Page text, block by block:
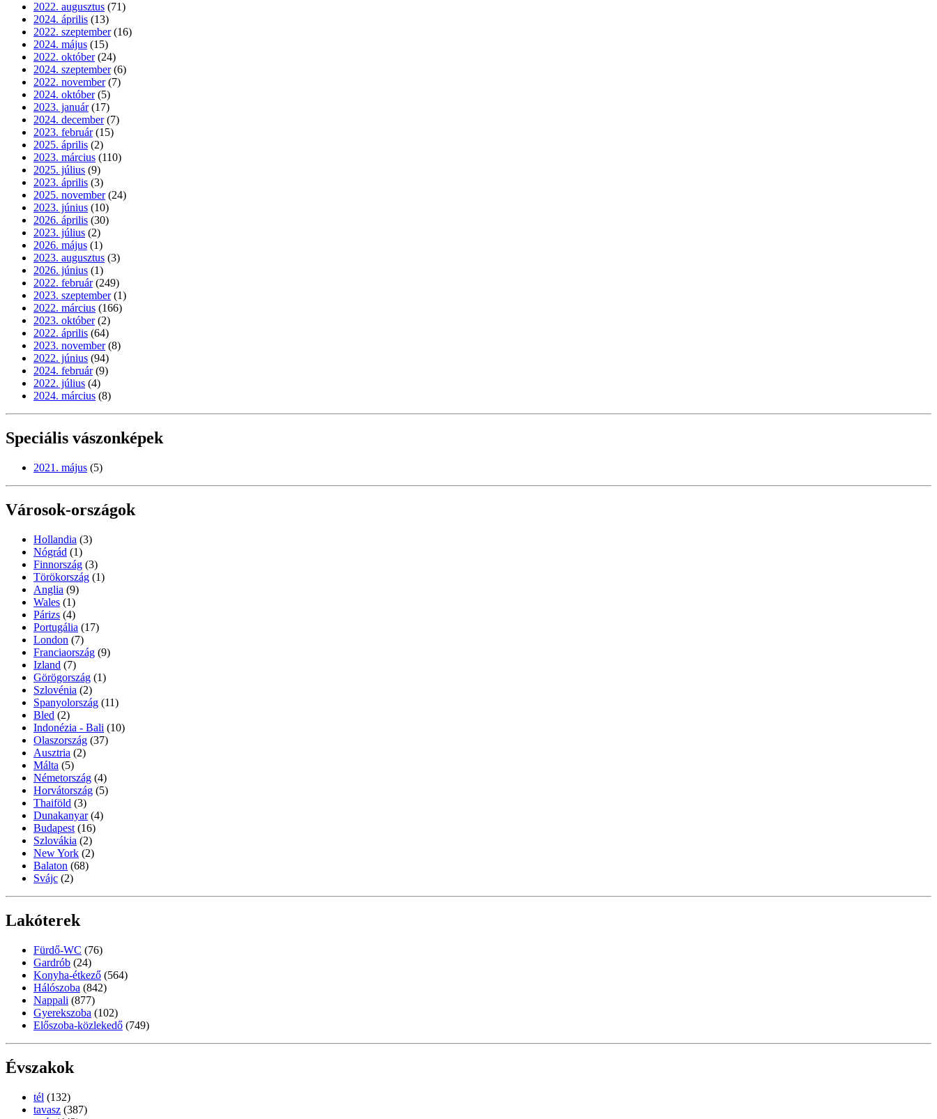
2022. augusztus (71)
2024. április (13)
2022. szeptember (16)
2024. május (15)
2022. október (24)
2024. szeptember (6)
2022. november (7)
2024. október (5)
2023. január (17)
2024. december (7)
2023. február (15)
2025. április (2)
2023. március (110)
2025. július (9)
2023. április (3)
2025. november (24)
2023. június (10)
2026. április (30)
2023. július (2)
2026. május (1)
2023. augusztus (3)
2026. június (1)
2022. február (249)
2023. szeptember (1)
2022. március (166)
2023. október (2)
2022. április (64)
2023. november (8)
2022. június (94)
2024. február (9)
2022. július (4)
2024. március (8)
Speciális vászonképek
2021. május (5)
Városok-országok
Hollandia (3)
Nógrád (1)
Finnország (3)
Törökország (1)
Anglia (9)
Wales (1)
Párizs (4)
Portugália (17)
London (7)
Franciaország (9)
Izland (7)
Görögország (1)
Szlovénia (2)
Spanyolország (11)
Bled (2)
Indonézia - Bali (10)
Olaszország (37)
Ausztria (2)
Málta (5)
Németország (4)
Horvátország (5)
Thaiföld (3)
Dunakanyar (4)
Budapest (16)
Szlovákia (2)
New York (2)
Balaton (68)
Svájc (2)
Lakóterek
Fürdő-WC (76)
Gardrób (24)
Konyha-étkező (564)
Hálószoba (842)
Nappali (877)
Gyerekszoba (102)
Előszoba-közlekedő (749)
Évszakok
tél (132)
tavasz (387)